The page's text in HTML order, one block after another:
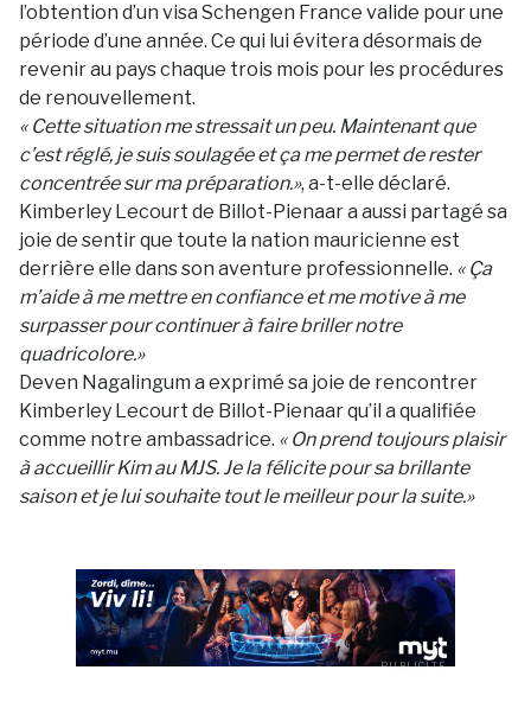
l’obtention d’un visa Schengen France valide pour une
période d’une année. Ce qui lui évitera désormais de
revenir au pays chaque trois mois pour les procédures
de renouvellement.
« Cette situation me stressait un peu. Maintenant que
c’est réglé, je suis soulagée et ça me permet de rester
concentrée sur ma préparation.», a-t-elle déclaré.
Kimberley Lecourt de Billot-Pienaar a aussi partagé sa
joie de sentir que toute la nation mauricienne est
derrière elle dans son aventure professionnelle. « Ça
m’aide à me mettre en confiance et me motive à me
surpasser pour continuer à faire briller notre
quadricolore.»
Deven Nagalingum a exprimé sa joie de rencontrer
Kimberley Lecourt de Billot-Pienaar qu’il a qualifiée
comme notre ambassadrice. « On prend toujours plaisir
à accueillir Kim au MJS. Je la félicite pour sa brillante
saison et je lui souhaite tout le meilleur pour la suite.»
PUBLICITÉ